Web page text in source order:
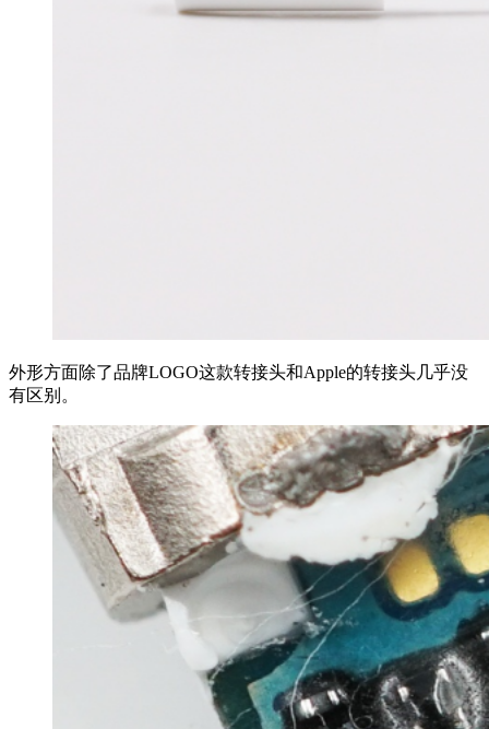
外形方面除了品牌LOGO这款转接头和Apple的转接头几乎没
有区别。